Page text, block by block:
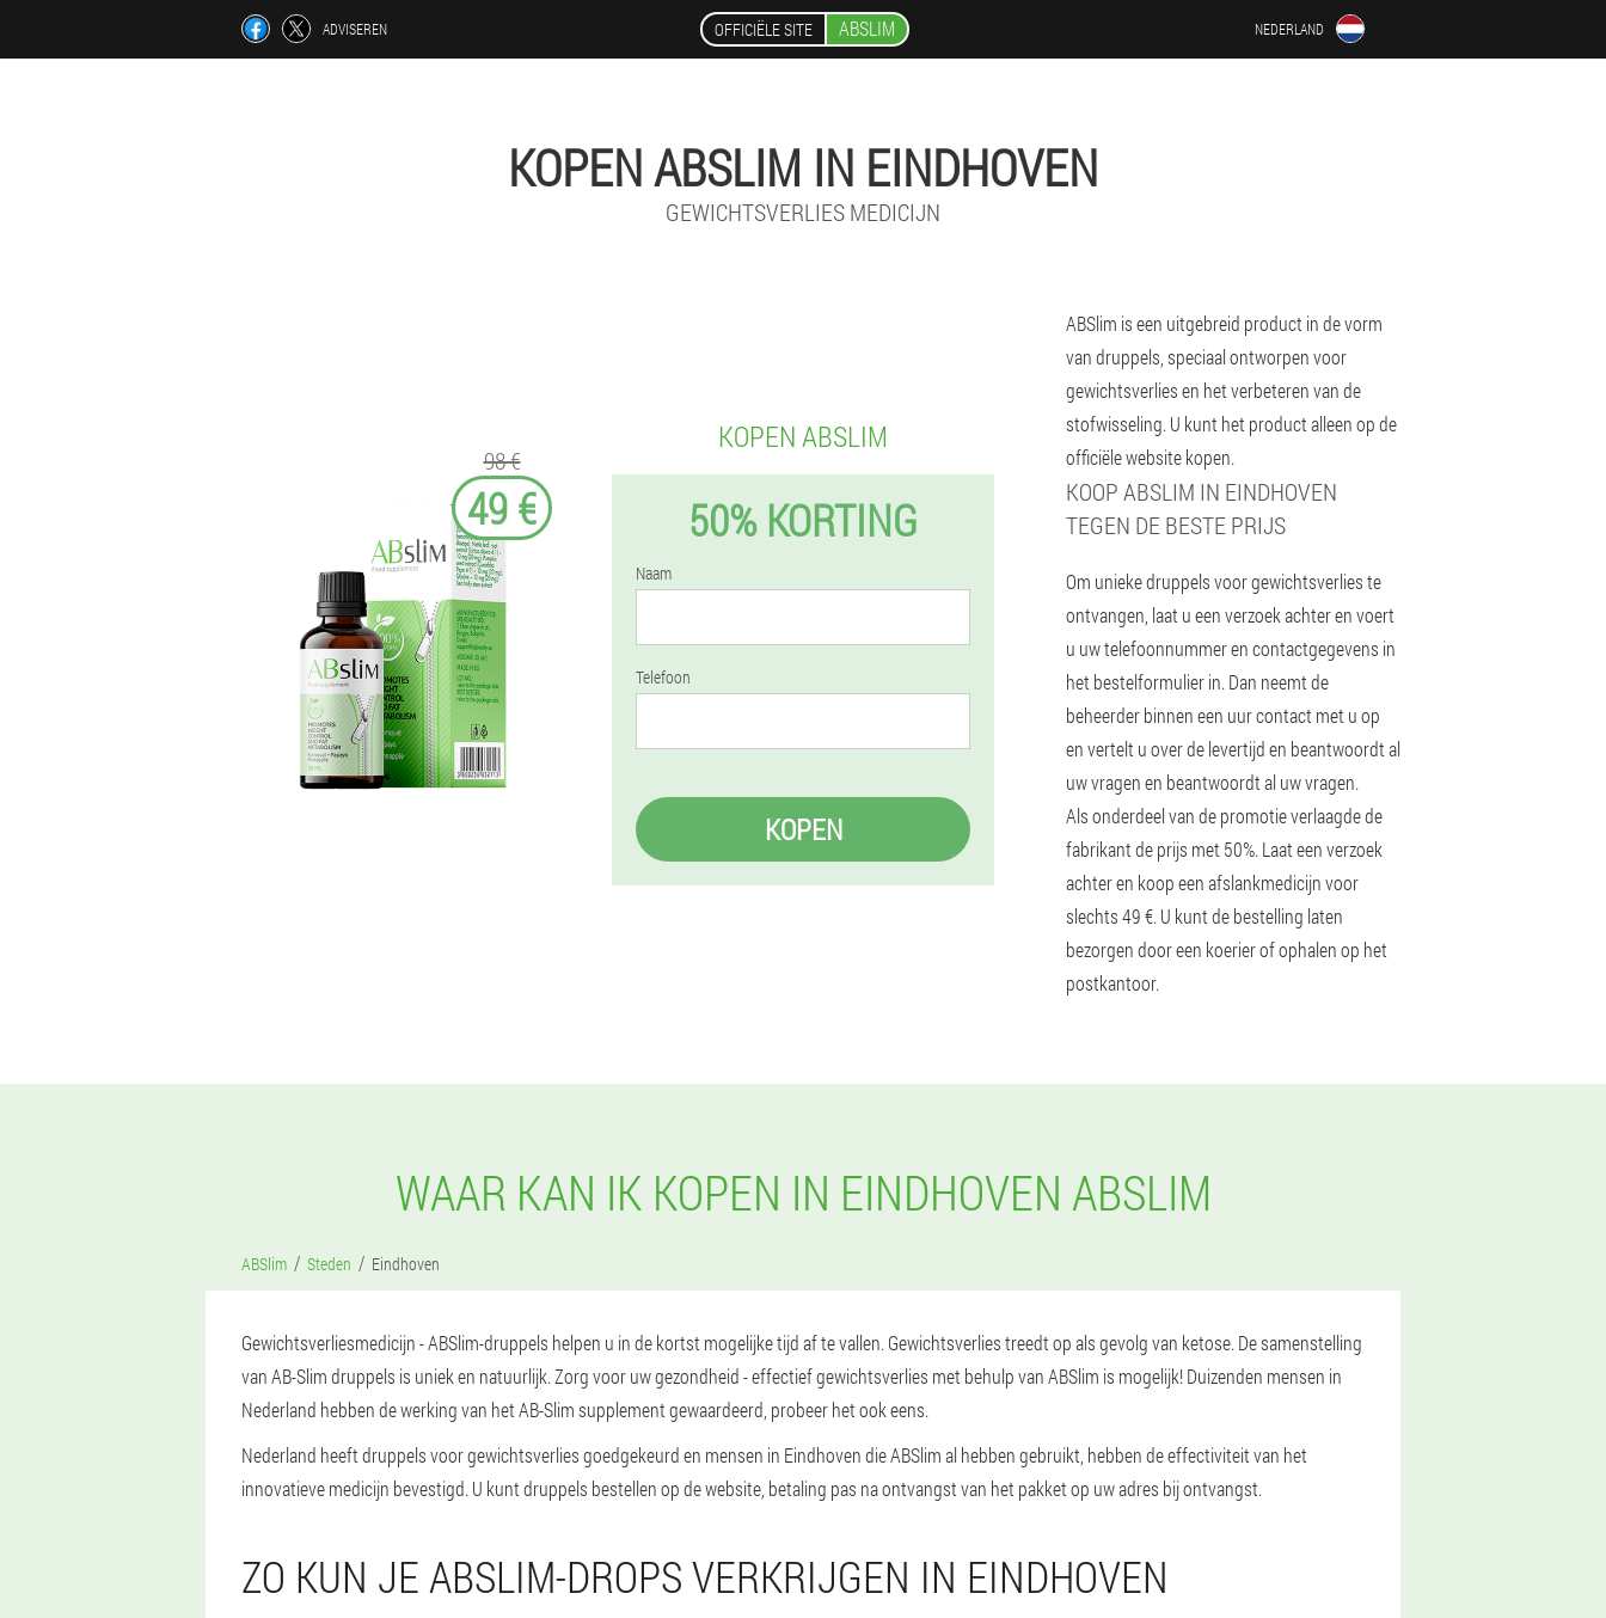
ADVISEREN OFFICIËLE SITE ABSLIM NEDERLAND
KOPEN ABSLIM IN EINDHOVEN
GEWICHTSVERLIES MEDICIJN
98 €
49 €
KOPEN ABSLIM
50% KORTING
Naam
Telefoon
KOPEN
ABSlim is een uitgebreid product in de vorm
van druppels, speciaal ontworpen voor
gewichtsverlies en het verbeteren van de
stofwisseling. U kunt het product alleen op de
officiële website kopen.
KOOP ABSLIM IN EINDHOVEN
TEGEN DE BESTE PRIJS
Om unieke druppels voor gewichtsverlies te
ontvangen, laat u een verzoek achter en voert
u uw telefoonnummer en contactgegevens in
het bestelformulier in. Dan neemt de
beheerder binnen een uur contact met u op
en vertelt u over de levertijd en beantwoordt al
uw vragen en beantwoordt al uw vragen.
Als onderdeel van de promotie verlaagde de
fabrikant de prijs met 50%. Laat een verzoek
achter en koop een afslankmedicijn voor
slechts 49 €. U kunt de bestelling laten
bezorgen door een koerier of ophalen op het
postkantoor.
WAAR KAN IK KOPEN IN EINDHOVEN ABSLIM
ABSlim Steden Eindhoven
Gewichtsverliesmedicijn - ABSlim-druppels helpen u in de kortst mogelijke tijd af te vallen. Gewichtsverlies treedt op als gevolg van ketose. De samenstelling
van AB-Slim druppels is uniek en natuurlijk. Zorg voor uw gezondheid - effectief gewichtsverlies met behulp van ABSlim is mogelijk! Duizenden mensen in
Nederland hebben de werking van het AB-Slim supplement gewaardeerd, probeer het ook eens.
Nederland heeft druppels voor gewichtsverlies goedgekeurd en mensen in Eindhoven die ABSlim al hebben gebruikt, hebben de effectiviteit van het
innovatieve medicijn bevestigd. U kunt druppels bestellen op de website, betaling pas na ontvangst van het pakket op uw adres bij ontvangst.
ZO KUN JE ABSLIM-DROPS VERKRIJGEN IN EINDHOVEN